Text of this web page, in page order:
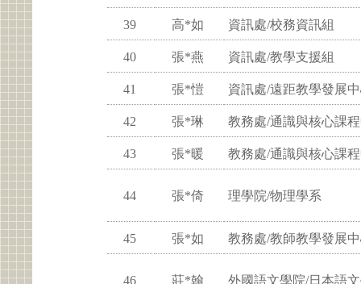
39 高*如 資訊處/校務資訊組
40 張*燕 資訊處/教學支援組
41 張*愷 資訊處/遠距教學發展
42 張*琳 教務處/通識與核心課
43 張*暖 教務處/通識與核心課
44 張*倚 理學院/物理學系
45 張*如 教務處/教師教學發展
46 莊*翰 外國語文學院/日本語